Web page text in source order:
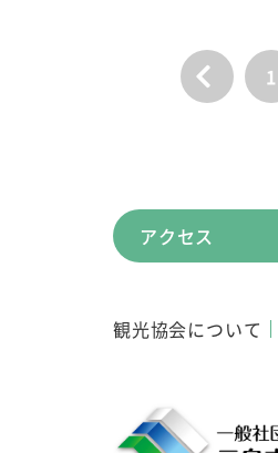
1
アクセス
観光協会について